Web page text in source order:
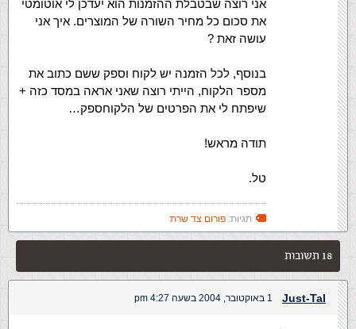
אני רוצה שבטבלת ההזמנות הוא יעדכן לי אוטומטי
את סכום כל מחיר השורה של המוצרים. איך אני
עושה זאת ?
בנוסף, לכל הזמנה יש לקוח וספק ששם כתוב את
מספר הלקוח, הייתי רוצה שאני אראה במסד כזה +
שיפתח לי את הפרטים של הלקוחספק…
תודה מראש!
טל.
תגיות: פורום צד שרת
18 תשובות
Just-Tal 1 באוקטובר, 2004 בשעה 4:27 pm